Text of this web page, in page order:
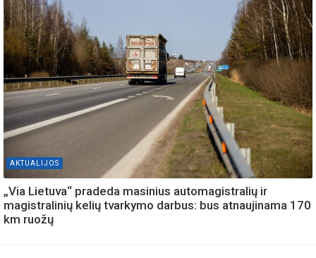
AKTUALIJOS
„Via Lietuva“ pradeda masinius automagistralių ir
magistralinių kelių tvarkymo darbus: bus atnaujinama 170
km ruožų